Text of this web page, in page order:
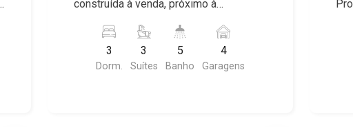
construída à venda, próximo à
Ribeirão Preto/SP. Conheça as
características deste imóvel que a
Martinelli Imobiliária selecionou para
3
Dorm.
3
Suítes
5
Banho
4
Garagens